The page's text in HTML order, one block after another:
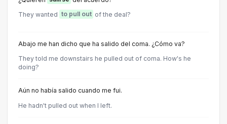
They wanted to pull out of the deal?
Abajo me han dicho que ha salido del coma. ¿Cómo va?
They told me downstairs he pulled out of coma. How's he
doing?
Aún no había salido cuando me fui.
He hadn't pulled out when I left.